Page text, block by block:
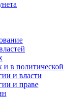
и в
и власти
и праве